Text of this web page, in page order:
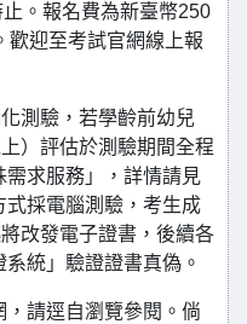
。報名費為新臺幣250
歡迎至考試官網線上報
測驗，若學齡前幼兒
）評估於測驗期間全程
求服務」，詳情請見
採電腦測驗，考生成
改發電子證書，後續各
統」驗證證書真偽。
請逕自瀏覽參閱。倘